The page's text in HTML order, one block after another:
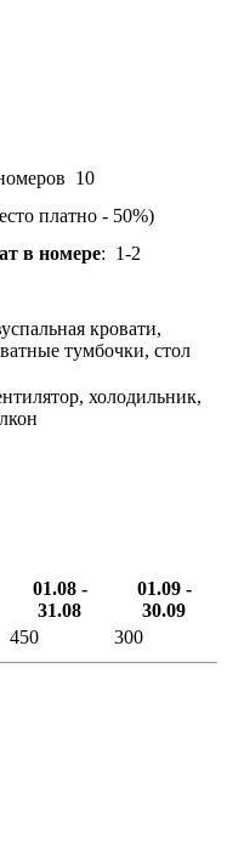
10
платно - 50%)
в номере: 1-2
кровати,
тумбочки, стол
холодильник,
01.08 -
31.08
01.09 -
30.09
450 300